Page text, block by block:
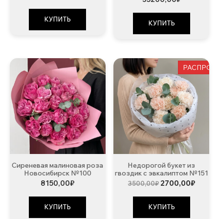
КУПИТЬ КУПИТЬ
Сиреневая малиновая роза
Новосибирск №100
8150,00₽
КУПИТЬ
Недорогой букет из
гвоздик с эвкалиптом №151
3500,00₽
составляла
3500,00₽.
2700,00₽
КУПИТЬ